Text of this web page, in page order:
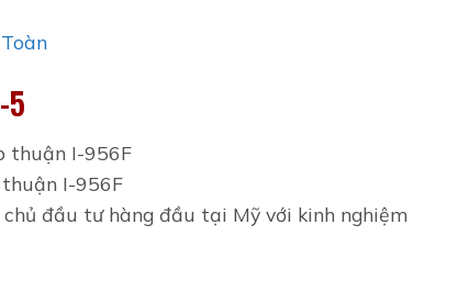
5
I-956F
đầu tư hàng đầu tại Mỹ với kinh nghiệm